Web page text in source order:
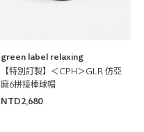
green label relaxing
【特別訂製】＜CPH＞GLR 仿亞
麻6拼接棒球帽
NTD2,680